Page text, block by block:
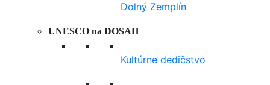
Dolný Zemplín
UNESCO na DOSAH
Kultúrne dedičstvo